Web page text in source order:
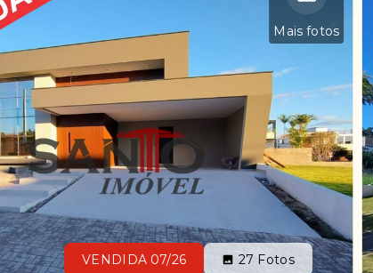
Mais fotos
VENDIDA 07/26 27 Fotos